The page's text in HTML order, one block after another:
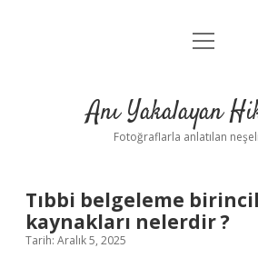
Anasayfa
Yasal Uyarı
menüyü
Anı Yakalayan
Fotoğraflarla anlatılan
Tıbbi belgeleme
kaynakları nelerdir ?
Tarih: Aralık 5, 2025